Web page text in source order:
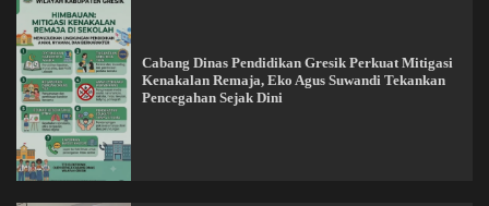
Cabang Dinas Pendidikan Gresik Perkuat Mitigasi
Kenakalan Remaja, Eko Agus Suwandi Tekankan
Pencegahan Sejak Dini